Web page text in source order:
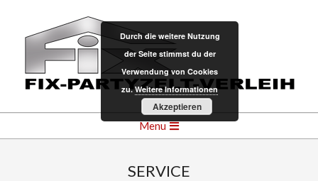
content
FIX
ZELTVERLEIH
Navigation
Menu
SERVICE
Durch die weitere Nutzung
der Seite stimmst du der
Verwendung von Cookies
zu.Weitere Informationen
Akzeptieren